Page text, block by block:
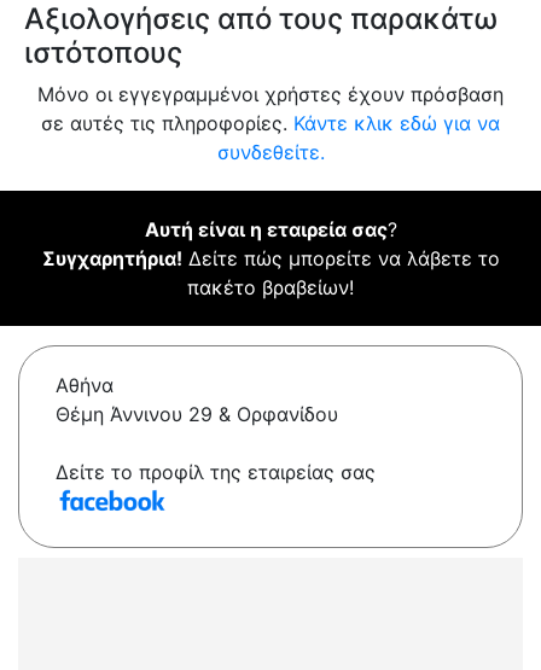
Αξιολογήσεις από τους παρακάτω
ιστότοπους
Μόνο οι εγγεγραμμένοι χρήστες έχουν πρόσβαση
σε αυτές τις πληροφορίες. Κάντε κλικ εδώ για να
συνδεθείτε.
Αυτή είναι η εταιρεία σας?
Συγχαρητήρια! Δείτε πώς μπορείτε να λάβετε το
πακέτο βραβείων!
Αθήνα
Θέμη Άννινου 29 & Ορφανίδου
Δείτε το προφίλ της εταιρείας σας